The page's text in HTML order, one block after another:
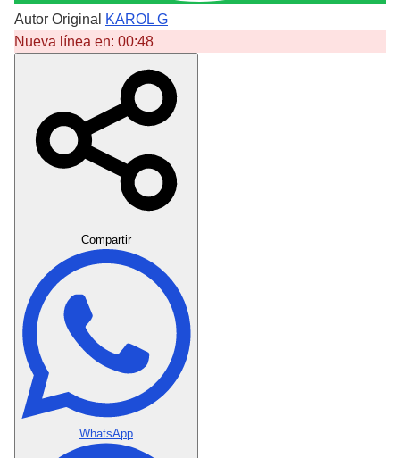
Autor Original
KAROL G
Nueva línea en: 00:48
Compartir
WhatsApp